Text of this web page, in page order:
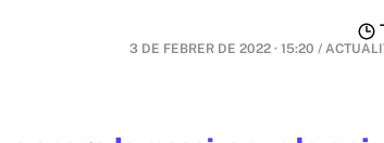
3 DE FEBRER DE 2022 · 15:20 /